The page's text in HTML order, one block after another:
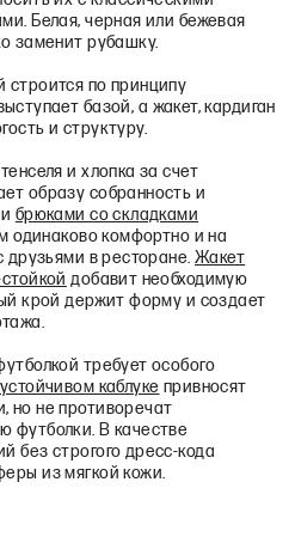
Белая, черная или бежевая
заменит рубашку.
по принципу
базой, а жакет, кардиган
и структуру.
и хлопка за счет
образу собранность и
брюками со складками
одинаково комфортно и на
друзьями в ресторане.Жакет
добавит необходимую
крой держит форму и создает
требует особого
каблуке привносят
но не противоречат
футболки. В качестве
без строгого дресс-кода
из мягкой кожи.